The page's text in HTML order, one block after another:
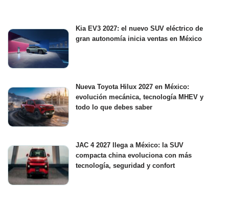
Kia EV3 2027: el nuevo SUV eléctrico de
gran autonomía inicia ventas en México
Nueva Toyota Hilux 2027 en México:
evolución mecánica, tecnología MHEV y
todo lo que debes saber
JAC 4 2027 llega a México: la SUV
compacta china evoluciona con más
tecnología, seguridad y confort